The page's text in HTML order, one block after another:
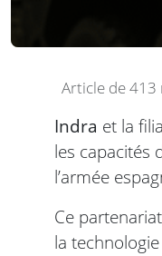
Article de 413
Indra et la
les capacités
l’armée
Ce
la